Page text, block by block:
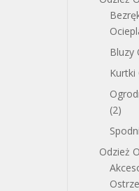
Bluzy
Kurtki
(2)
Odzież